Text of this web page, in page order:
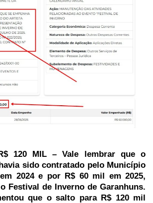
120 MIL – Vale lembrar que o
sido contratado pelo Município
2024 e por R$ 60 mil em 2025,
Festival de Inverno de Garanhuns.
que o salto para R$ 120 mil